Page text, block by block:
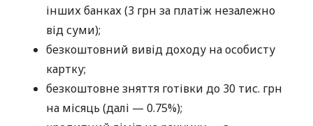
інших банках (3 грн за платіж незалежно
від суми);
безкоштовний вивід доходу на особисту
картку;
безкоштовне зняття готівки до 30 тис. грн
на місяць (далі — 0.75%);